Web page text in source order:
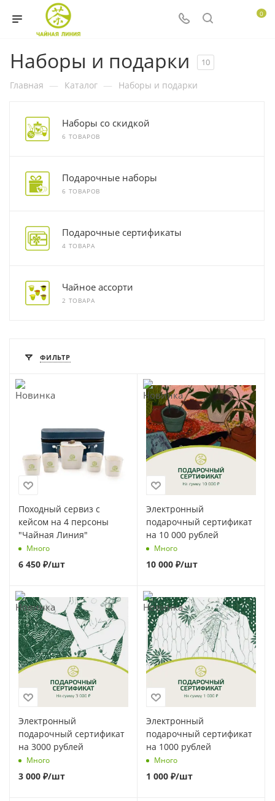
0
Наборы и подарки 10
Главная — Каталог — Наборы и подарки
Наборы со скидкой
6 ТОВАРОВ
Подарочные наборы
6 ТОВАРОВ
Подарочные сертификаты
4 ТОВАРА
Чайное ассорти
2 ТОВАРА
ФИЛЬТР
Походный сервиз с
кейсом на 4 персоны
"Чайная Линия"
Много
6 450 ₽/шт
Электронный
подарочный сертификат
на 10 000 рублей
Много
10 000 ₽/шт
Электронный
подарочный сертификат
на 3000 рублей
Много
3 000 ₽/шт
Электронный
подарочный сертификат
на 1000 рублей
Много
1 000 ₽/шт